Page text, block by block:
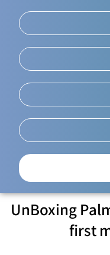
UnBoxing
first